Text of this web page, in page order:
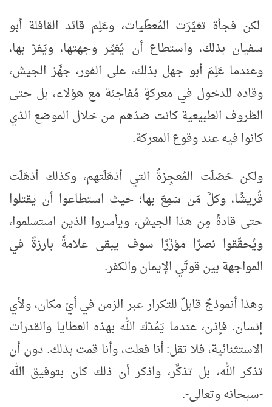
لكن فجأة تغيَّرَت المُعطَيات، وعَلِم قائد القافلة أبو
سفيان بذلك، واستطاع أن يُغيِّر وجهتها، ويَفرّ بها،
وعندما عَلِمَ أبو جهل بذلك، على الفور، جهَّز الجيش،
وقاده للدخول في معركةٍ مُفاجئة مع هؤلاء، بل حتى
الظروف الطبيعية كانت ضدّهم من خلال الموضع الذي
كانوا فيه عند وقوع المعركة.
ولكن حَصَلَت المُعجِزةُ التي أذهَلَتهم، وكذلك أذهَلَت
قُريشًا، وكلَّ مَن سَمِعَ بها؛ حيث استطاعوا أن يقتلوا
حتى قادةً مِن هذا الجيش، ويأسروا الذين استسلموا،
ويُحقّقوا نصرًا مؤزّرًا سوف يبقى علامةً بارزةً في
المواجهة بين قوتَي الإيمان والكفر.
وهذا أنموذجٌ قابلٌ للتكرار عبر الزمن في أيّ مكان، ولأي
إنسان. فإذن، عندما يَمُدّك الله بهذه العطايا والقدرات
الاستثنائية، فلا تقل: أنا فعلت، وأنا قمت بذلك. دون أن
تذكر الله، بل تذكَّر، واذكر أن ذلك كان بتوفيق الله
-سبحانه وتعالى-.